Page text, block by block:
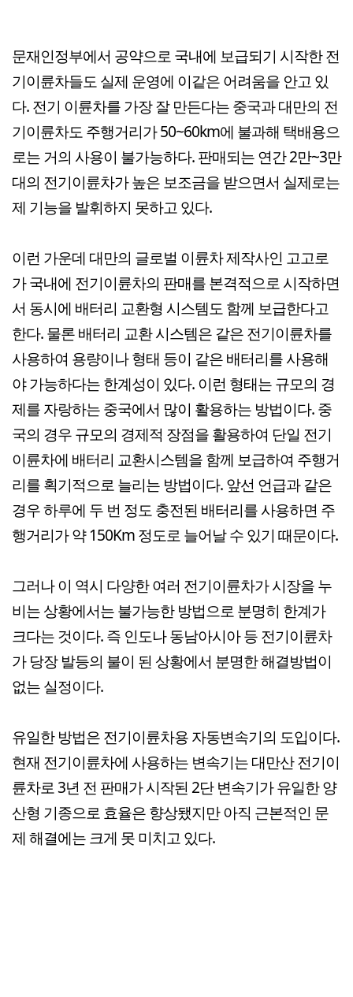
문재인정부에서 공약으로 국내에 보급되기 시작한 전
기이륜차들도 실제 운영에 이같은 어려움을 안고 있
다. 전기 이륜차를 가장 잘 만든다는 중국과 대만의 전
기이륜차도 주행거리가 50~60km에 불과해 택배용으
로는 거의 사용이 불가능하다. 판매되는 연간 2만~3만
대의 전기이륜차가 높은 보조금을 받으면서 실제로는
제 기능을 발휘하지 못하고 있다.
이런 가운데 대만의 글로벌 이륜차 제작사인 고고로
가 국내에 전기이륜차의 판매를 본격적으로 시작하면
서 동시에 배터리 교환형 시스템도 함께 보급한다고
한다. 물론 배터리 교환 시스템은 같은 전기이륜차를
사용하여 용량이나 형태 등이 같은 배터리를 사용해
야 가능하다는 한계성이 있다. 이런 형태는 규모의 경
제를 자랑하는 중국에서 많이 활용하는 방법이다. 중
국의 경우 규모의 경제적 장점을 활용하여 단일 전기
이륜차에 배터리 교환시스템을 함께 보급하여 주행거
리를 획기적으로 늘리는 방법이다. 앞선 언급과 같은
경우 하루에 두 번 정도 충전된 배터리를 사용하면 주
행거리가 약 150Km 정도로 늘어날 수 있기 때문이다.
그러나 이 역시 다양한 여러 전기이륜차가 시장을 누
비는 상황에서는 불가능한 방법으로 분명히 한계가
크다는 것이다. 즉 인도나 동남아시아 등 전기이륜차
가 당장 발등의 불이 된 상황에서 분명한 해결방법이
없는 실정이다.
유일한 방법은 전기이륜차용 자동변속기의 도입이다.
현재 전기이륜차에 사용하는 변속기는 대만산 전기이
륜차로 3년 전 판매가 시작된 2단 변속기가 유일한 양
산형 기종으로 효율은 향상됐지만 아직 근본적인 문
제 해결에는 크게 못 미치고 있다.